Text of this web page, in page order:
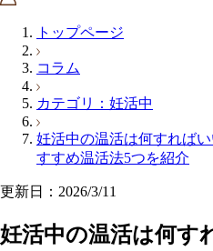
トップページ
コラム
カテゴリ：妊活中
妊活中の温活は何すれば
すすめ温活法5つを紹介
更新日：2026/3/11
妊活中の温活は何す